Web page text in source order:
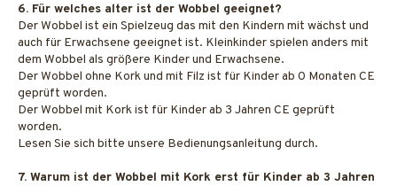
6. Für welches alter ist der Wobbel geeignet?
Der Wobbel ist ein Spielzeug das mit den Kindern mit wächst und
auch für Erwachsene geeignet ist. Kleinkinder spielen anders mit
dem Wobbel als größere Kinder und Erwachsene.
Der Wobbel ohne Kork und mit Filz ist für Kinder ab 0 Monaten CE
geprüft worden.
Der Wobbel mit Kork ist für Kinder ab 3 Jahren CE geprüft
worden.
Lesen Sie sich bitte unsere Bedienungsanleitung durch.
7. Warum ist der Wobbel mit Kork erst für Kinder ab 3 Jahren